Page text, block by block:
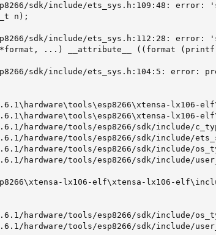
sdk/include/ets_sys.h:109:48: error:
n);
sdk/include/ets_sys.h:112:28: error:
...) __attribute__ ((format
sdk/include/ets_sys.h:104:5:
lx106-
lx106-
hardware/tools/esp8266/sdk/include/
hardware/tools/esp8266/sdk/include/
hardware/tools/esp8266/sdk/include/
hardware/tools/esp8266/sdk/include/
lx106-elf\xtensa-lx106-
hardware/tools/esp8266/sdk/include/
hardware/tools/esp8266/sdk/include/